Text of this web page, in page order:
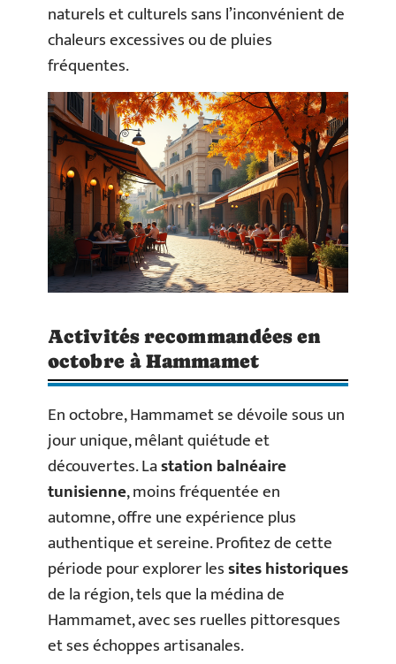
naturels et culturels sans l’inconvénient de
chaleurs excessives ou de pluies
fréquentes.
Activités recommandées en
octobre à Hammamet
En octobre, Hammamet se dévoile sous un
jour unique, mêlant quiétude et
découvertes. Lastation balnéaire
tunisienne, moins fréquentée en
automne, offre une expérience plus
authentique et sereine. Profitez de cette
période pour explorer lessites historiques
de la région, tels que la médina de
Hammamet, avec ses ruelles pittoresques
et ses échoppes artisanales.